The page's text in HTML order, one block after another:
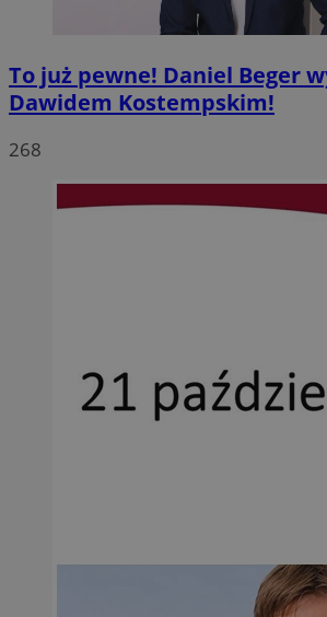
To już pewne! Daniel Beger
Dawidem Kostempskim!
268